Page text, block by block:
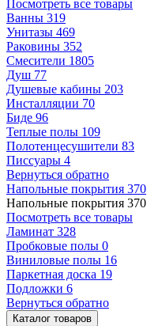
Посмотреть все товары
Ванны 319
Унитазы 469
Раковины 352
Смесители 1805
Душ 77
Душевые кабины 203
Инсталляции 70
Биде 96
Теплые полы 109
Полотенцесушители 83
Писсуары 4
Вернуться обратно
Напольные покрытия 370
Напольные покрытия 370
Посмотреть все товары
Ламинат 328
Пробковые полы 0
Виниловые полы 16
Паркетная доска 19
Подложки 6
Вернуться обратно
Каталог товаров